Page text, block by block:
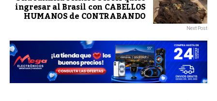
ingresar al Brasil con CABELLOS
HUMANOS de CONTRABANDO
Next Post